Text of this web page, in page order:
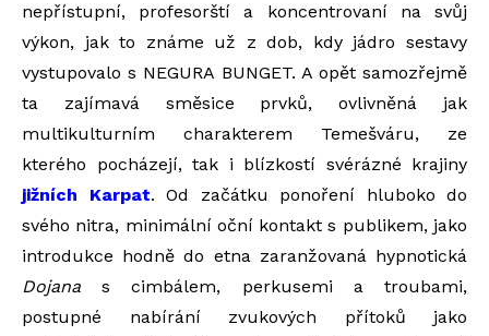
nepřístupní, profesorští a koncentrovaní na svůj
výkon, jak to známe už z dob, kdy jádro sestavy
vystupovalo s NEGURA BUNGET. A opět samozřejmě
ta zajímavá směsice prvků, ovlivněná jak
multikulturním charakterem Temešváru, ze
kterého pocházejí, tak i blízkostí svérázné krajiny
jižních Karpat. Od začátku ponoření hluboko do
svého nitra, minimální oční kontakt s publikem, jako
introdukce hodně do etna zaranžovaná hypnotická
Dojana s cimbálem, perkusemi a troubami,
postupné nabírání zvukových přítoků jako